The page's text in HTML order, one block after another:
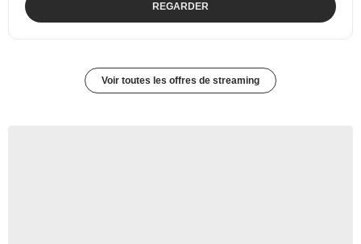
REGARDER
Voir toutes les offres de streaming